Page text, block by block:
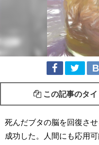
この記事のタ
死んだブタの脳を回復さ
成功した。人間にも応用